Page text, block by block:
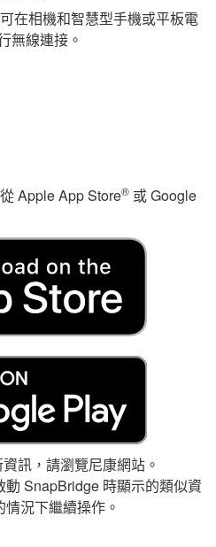
在相機和智慧型手機或平板電
無線連接。
AppleApp Store® 或Google
訊，請瀏覽尼康網站。
動 SnapBridge 時顯示的類似資
況下繼續操作。